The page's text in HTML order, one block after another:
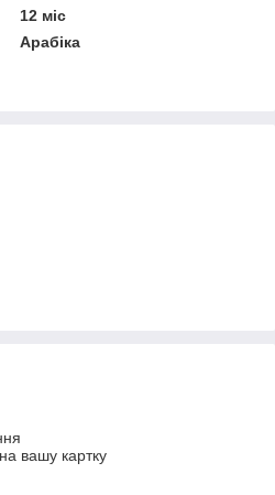
12 міс
Арабіка
вашу картку